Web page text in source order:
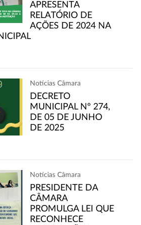
APRESENTA
RELATÓRIO DE
AÇÕES DE 2024 NA
Notícias Câmara
DECRETO
MUNICIPAL Nº 274,
DE 05 DE JUNHO
DE 2025
Notícias Câmara
PRESIDENTE DA
CÂMARA
PROMULGA LEI QUE
RECONHECE